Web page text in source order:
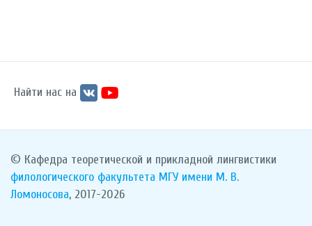
Найти нас на
© Кафедра теоретической и прикладной лингвистики
филологического факультета МГУ имени М. В.
Ломоносова, 2017-2026